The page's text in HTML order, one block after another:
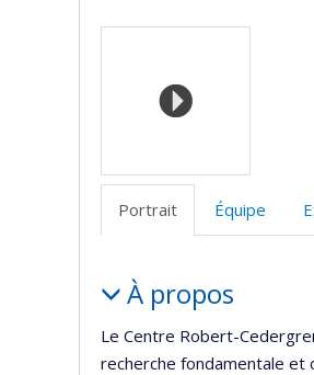
Médias
Portrait Équipe
Portrait
À propos
Le Centre Robert-
recherche fondamentale et